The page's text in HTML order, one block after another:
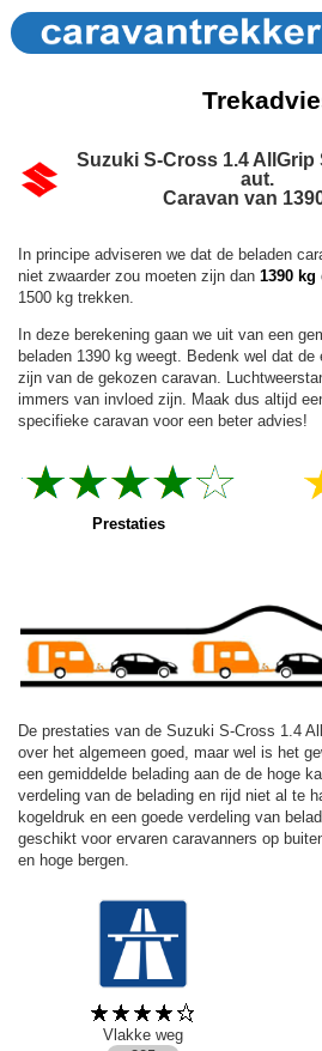
Suzuki S-Cross 1.4 AllGrip
aut.
Caravan van
In principe adviseren we dat de beladen
niet zwaarder zou moeten zijn dan 1390 kg
1500 kg trekken.
In deze berekening gaan we uit van een
beladen 1390 kg weegt. Bedenk wel dat
zijn van de gekozen caravan.
immers van invloed zijn. Maak dus altijd
specifieke caravan voor een beter advies!
Prestaties
De prestaties van de Suzuki S-Cross 1.4
over het algemeen goed, maar wel is het
een gemiddelde belading aan de de hoge
verdeling van de belading en rijd niet al te
kogeldruk en een goede verdeling van
geschikt voor ervaren caravanners op
en hoge bergen.
Vlakke weg